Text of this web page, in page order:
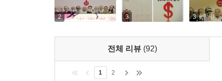
원금 보장 상품이 결국은 손해인 이유는 무엇일까?
손실로 인한 마음의 고통이 이익으로 얻는 기쁨
것을 싫어한다. 그래서 원금 보장 상품은 늘 인
단호하게 말한다.
2 3 3
전체 리뷰 (92)
1 2